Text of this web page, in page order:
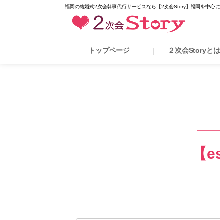
福岡の結婚式2次会幹事代行サービスなら【2次会Story】福岡を中心
トップページ ２次会Storyと
【